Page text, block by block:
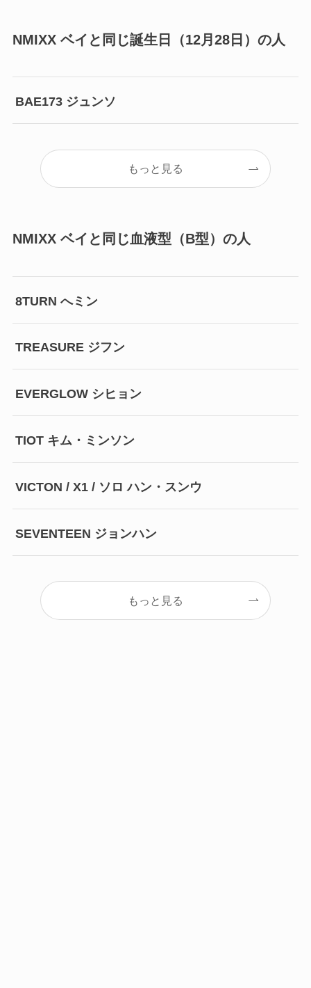
NMIXX ベイと同じ誕生日（12月28日）の人
BAE173 ジュンソ
もっと見る
NMIXX ベイと同じ血液型（B型）の人
8TURN へミン
TREASURE ジフン
EVERGLOW シヒョン
TIOT キム・ミンソン
VICTON / X1 / ソロ ハン・スンウ
SEVENTEEN ジョンハン
もっと見る